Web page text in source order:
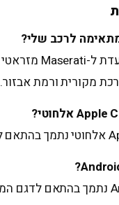
לרכב שלי?
מקורית ורמת אבזור.